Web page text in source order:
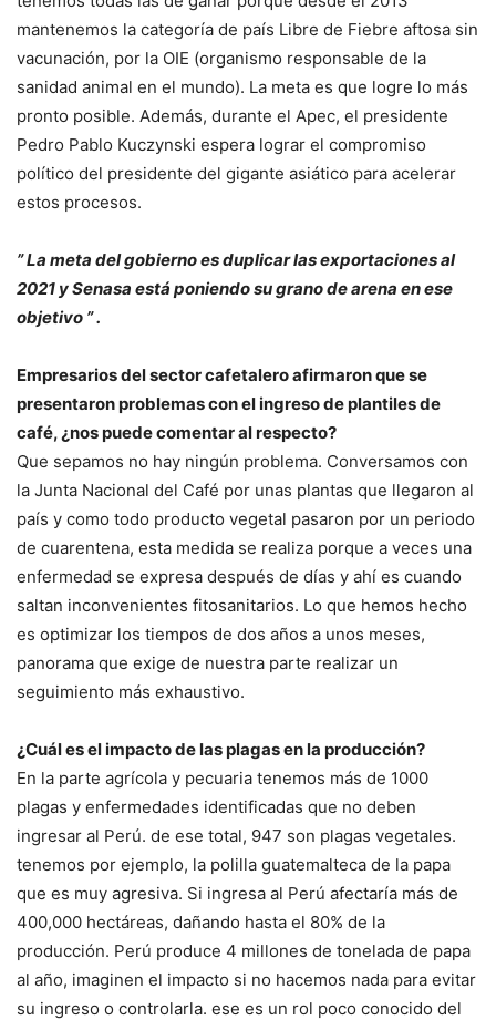
mantenemos la categoría de país Libre de Fiebre aftosa sin
vacunación, por la OIE (organismo responsable de la
sanidad animal en el mundo). La meta es que logre lo más
pronto posible. Además, durante el Apec, el presidente
Pedro Pablo Kuczynski espera lograr el compromiso
político del presidente del gigante asiático para acelerar
estos procesos.
” La meta del gobierno es duplicar las exportaciones al
2021 y Senasa está poniendo su grano de arena en ese
objetivo ” .
Empresarios del sector cafetalero afirmaron que se
presentaron problemas con el ingreso de plantiles de
café, ¿nos puede comentar al respecto?
Que sepamos no hay ningún problema. Conversamos con
la Junta Nacional del Café por unas plantas que llegaron al
país y como todo producto vegetal pasaron por un periodo
de cuarentena, esta medida se realiza porque a veces una
enfermedad se expresa después de días y ahí es cuando
saltan inconvenientes fitosanitarios. Lo que hemos hecho
es optimizar los tiempos de dos años a unos meses,
panorama que exige de nuestra parte realizar un
seguimiento más exhaustivo.
¿Cuál es el impacto de las plagas en la producción?
En la parte agrícola y pecuaria tenemos más de 1000
plagas y enfermedades identificadas que no deben
ingresar al Perú. de ese total, 947 son plagas vegetales.
tenemos por ejemplo, la polilla guatemalteca de la papa
que es muy agresiva. Si ingresa al Perú afectaría más de
400,000 hectáreas, dañando hasta el 80% de la
producción. Perú produce 4 millones de tonelada de papa
al año, imaginen el impacto si no hacemos nada para evitar
su ingreso o controlarla. ese es un rol poco conocido del